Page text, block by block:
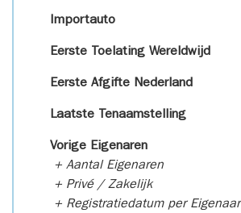
Importauto
Eerste Toelating Wereldwijd
Eerste Afgifte Nederland
Laatste Tenaamstelling
Vorige Eigenaren
+ Aantal Eigenaren
+ Privé / Zakelijk
+ Registratiedatum per Eigenaar